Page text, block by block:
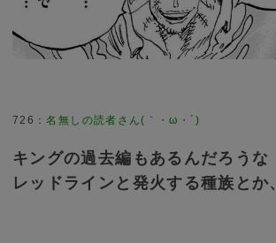
726 ：名無しの読者さん(｀・ω・´)
キングの過去編もあるんだろうな
レッドラインと発火する種族とか